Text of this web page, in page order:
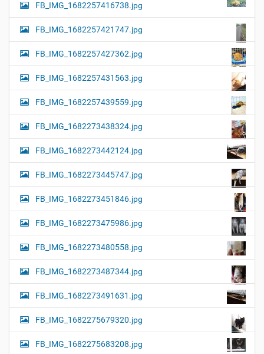
FB_IMG_1682257416738.jpg
FB_IMG_1682257421747.jpg
FB_IMG_1682257427362.jpg
FB_IMG_1682257431563.jpg
FB_IMG_1682257439559.jpg
FB_IMG_1682273438324.jpg
FB_IMG_1682273442124.jpg
FB_IMG_1682273445747.jpg
FB_IMG_1682273451846.jpg
FB_IMG_1682273475986.jpg
FB_IMG_1682273480558.jpg
FB_IMG_1682273487344.jpg
FB_IMG_1682273491631.jpg
FB_IMG_1682275679320.jpg
FB_IMG_1682275683208.jpg